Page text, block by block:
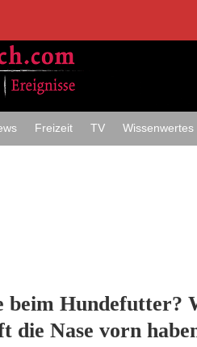
Freizeit TV Wissenwertes
beim Hundefutter?
die Nase vorn